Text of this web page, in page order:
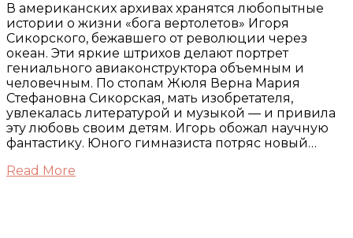
В американских архивах хранятся любопытные
истории о жизни «бога вертолетов» Игоря
Сикорского, бежавшего от революции через
океан. Эти яркие штрихов делают портрет
гениального авиаконструктора объемным и
человечным. По стопам Жюля Верна Мария
Стефановна Сикорская, мать изобретателя,
увлекалась литературой и музыкой — и привила
эту любовь своим детям. Игорь обожал научную
фантастику. Юного гимназиста потряс новый…
Read More